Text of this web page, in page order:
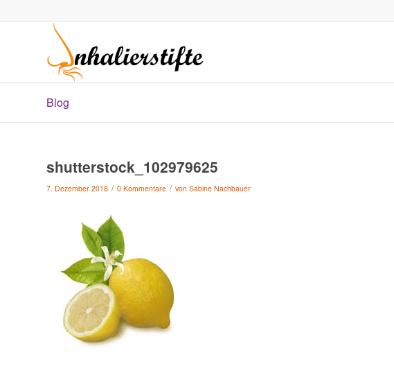
Blog
shutterstock_102979625
7. Dezember 2018 / 0 Kommentare / von Sabine Nachbauer